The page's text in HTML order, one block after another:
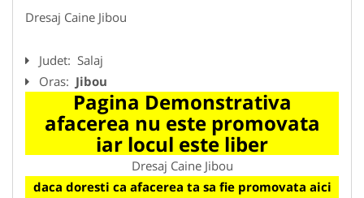
Dresaj Caine Jibou
Judet: Salaj
Oras: Jibou
Pagina Demonstrativa
afacerea nu este promovata
iar locul este liber
Dresaj Caine Jibou
daca doresti ca afacerea ta sa fie promovata aici